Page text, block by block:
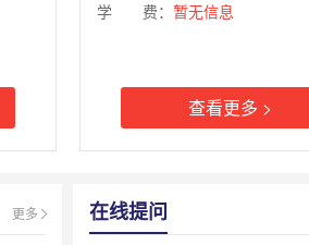
学 费： 暂无信息
查看更多 >
更多 在线提问